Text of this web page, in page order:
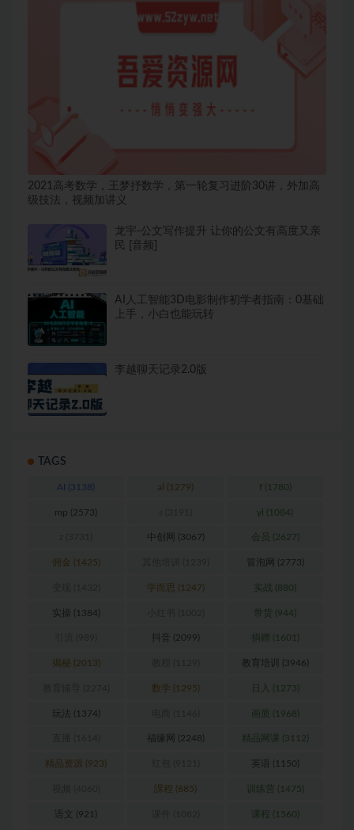
2021高考数学，王梦抒数学，第一轮复习进阶30讲，外加高
级技法，视频加讲义
龙宇-公文写作提升 让你的公文有高度又亲
民 [音频]
AI人工智能3D电影制作初学者指南：0基础
上手，小白也能玩转
李越聊天记录2.0版
TAGS
AI (3138) al (1279) f(1780)
mp (2573) yl (1084)
中创网 (3067) 会员 (2627)
佣金 (1425) 冒泡网 (2773)
学而思 (1247) 实战 (880)
实操 (1384) 带货 (944)
抖音 (2099) (1601)
揭秘(2013) 教育培训 (3946)
数学 (1295) 日入 (1273)
玩法 (1374) 画质 (1968)
福缘网 (2248) 精品网课 (3112)
精品资源 (923) 英语 (1150)
課程 (885) 训练营 (1475)
语文 (921) 课程 (1560)